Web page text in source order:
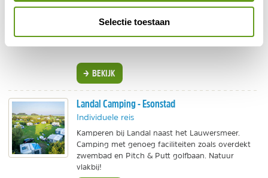
Selectie toestaan
Mooie, moderne boomhutjes voor 4 personen.
Kies jij voor een huisje met eigen sauna of
BEKIJK
Landal Camping - Esonstad
Individuele reis
Kamperen bij Landal naast het Lauwersmeer.
Camping met genoeg faciliteiten zoals overdekt
zwembad en Pitch & Putt golfbaan. Natuur
vlakbij!